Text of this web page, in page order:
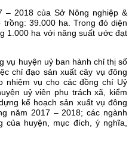
– 2018 của Sở Nông nghiệp &
39.000 ha. Trong đó diện
1.000 ha với năng suất ước đạt
vụ huyện uỷ ban hành chỉ thị số
chỉ đạo sản xuất cây vụ đông
nhiệm vụ cho các đồng chí Uỷ
uỷ viên phụ trách xã, kiểm
kế hoạch sản xuất vụ đông
năm 2017 – 2018; các ngành
của huyện, mục đích, ý nghĩa,